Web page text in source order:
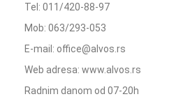
Tel: 011/420-88-97
Mob: 063/293-053
E-mail: office@alvos.rs
Web adresa: www.alvos.rs
Radnim danom od 07-20h